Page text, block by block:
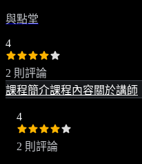
與點堂
4
2 則評論
課程簡介課程內容關於講師
4
2 則評論